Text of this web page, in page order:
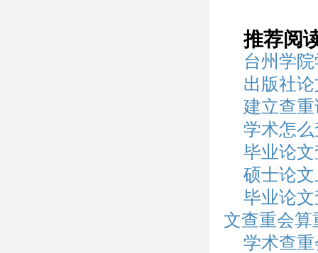
推荐阅
台州学
出版社
建立查
学术怎
毕业论
硕士论
毕业论
文查重会算
学术查